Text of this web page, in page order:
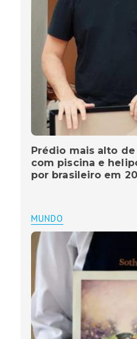
Prédio mais alto
com piscina e
por brasileiro em
MUNDO